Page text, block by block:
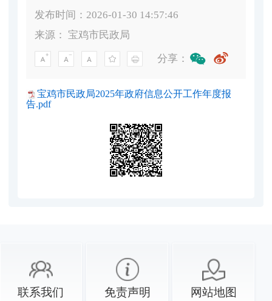
发布时间：2026-01-30 14:57:46
来源： 宝鸡市民政局
分享：
宝鸡市民政局2025年政府信息公开工作年度报
告.pdf
联系我们 免责声明 网站地图